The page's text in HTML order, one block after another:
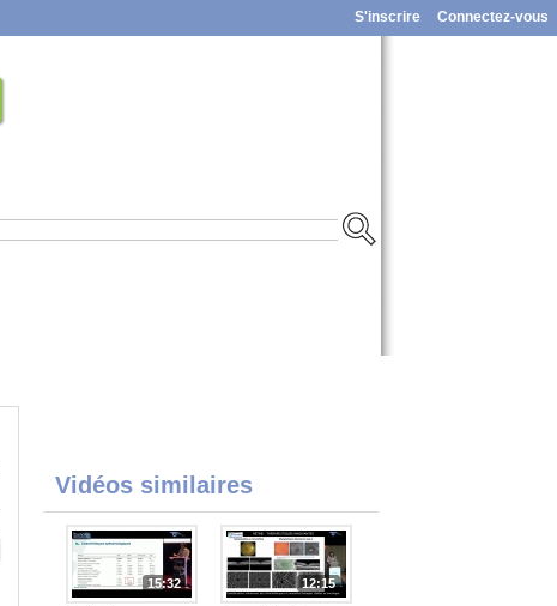
Connectez-vous
S'inscrire
Vidéos similaires
15:32 12:15